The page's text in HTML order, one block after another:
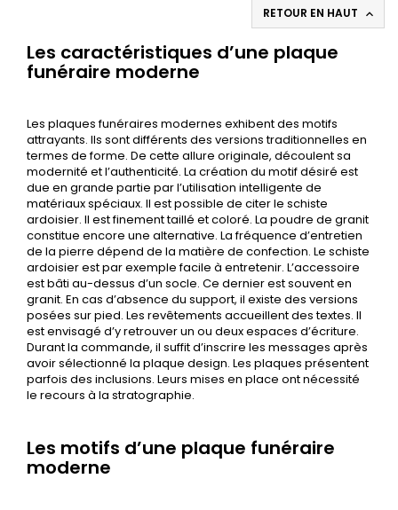
RETOUR EN HAUT 
Les caractéristiques d’une plaque
funéraire moderne
Les plaques funéraires modernes exhibent des motifs
attrayants. Ils sont différents des versions traditionnelles en
termes de forme. De cette allure originale, découlent sa
modernité et l’authenticité. La création du motif désiré est
due en grande partie par l’utilisation intelligente de
matériaux spéciaux. Il est possible de citer le schiste
ardoisier. Il est finement taillé et coloré. La poudre de granit
constitue encore une alternative. La fréquence d’entretien
de la pierre dépend de la matière de confection. Le schiste
ardoisier est par exemple facile à entretenir. L’accessoire
est bâti au-dessus d’un socle. Ce dernier est souvent en
granit. En cas d’absence du support, il existe des versions
posées sur pied. Les revêtements accueillent des textes. Il
est envisagé d’y retrouver un ou deux espaces d’écriture.
Durant la commande, il suffit d’inscrire les messages après
avoir sélectionné la plaque design. Les plaques présentent
parfois des inclusions. Leurs mises en place ont nécessité
le recours à la stratographie.
Les motifs d’une plaque funéraire
moderne